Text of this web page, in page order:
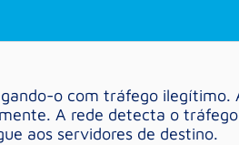
o com tráfego ilegítimo.
A rede detecta o
aos servidores de destino.